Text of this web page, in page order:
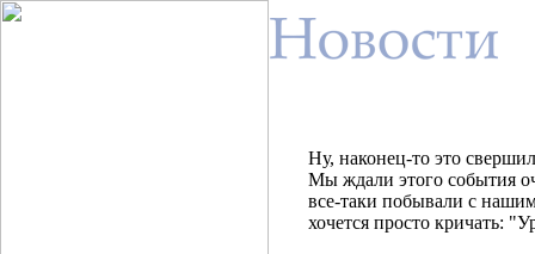
Ну, наконец-то это
Мы ждали этого события
все-таки побывали с
хочется просто кричать: